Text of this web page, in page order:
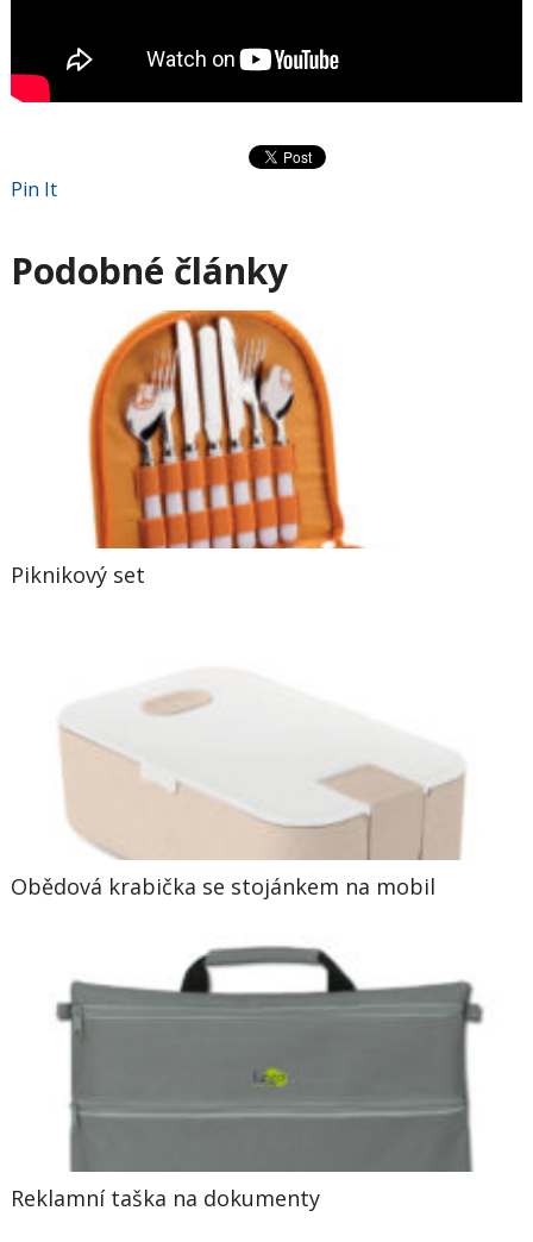
Pin It
Podobné články
Piknikový set
Obědová krabička se stojánkem na mobil
Reklamní taška na dokumenty